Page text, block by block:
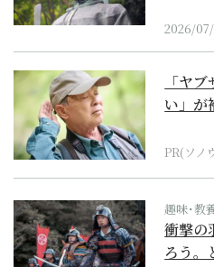
2026/
「ヤ
い」が
PR(ソノ
趣味･教
衝撃の
ろう